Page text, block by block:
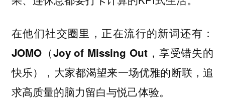
在他们社交圈里，正在流行的新词还有：
JOMO（Joy of Missing Out，享受错失的
快乐），大家都渴望来一场优雅的断联，追
求高质量的脑力留白与悦己体验。